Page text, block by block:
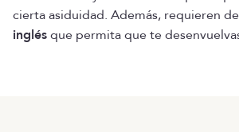
cierta asiduidad. Además, requieren
inglésque permita que te